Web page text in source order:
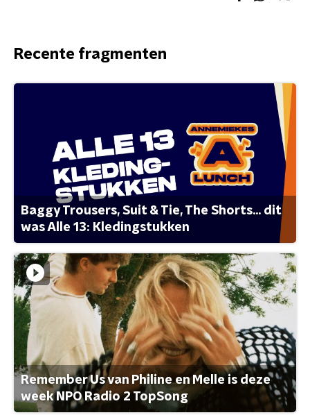
Recente fragmenten
Baggy Trousers, Suit & Tie, The Shorts... dit
was Alle 13: Kledingstukken
Remember Us van Philine en Melle is deze
week NPO Radio 2 TopSong